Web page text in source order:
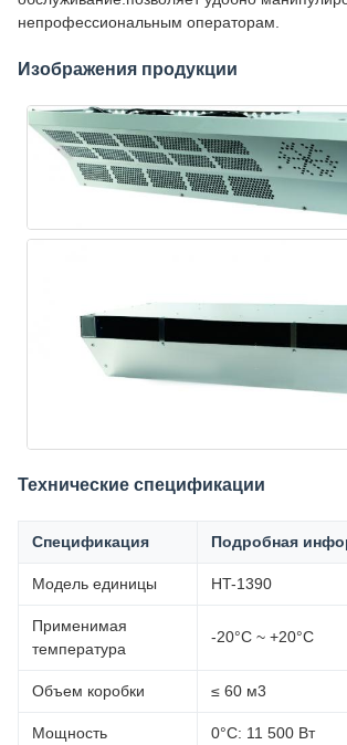
непрофессиональным операторам.
Изображения продукции
Технические спецификации
Спецификация Подробная
Модель единицы HT-1390
Применимая
температура
-20°C ~ +20°C
Объем коробки ≤ 60 м3
Мощность
0°C: 11 500 Вт